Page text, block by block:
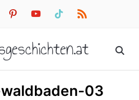
pinterestyoutube tiktok rss
03